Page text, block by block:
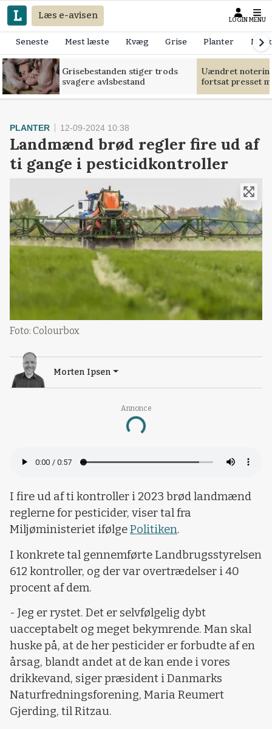
Læs e-avisen LOGIN MENU
Seneste Mest læste Kvæg Grise Planter
Grisebestanden stiger trods
svagere avlsbestand
Uændret
fortsat presset
Annonce
Loading...
PLANTER 12-09-2024 10:38
Landmænd brød regler fire ud af
ti gange i pesticidkontroller
Foto: Colourbox
Morten Ipsen
I fire ud af ti kontroller i 2023 brød landmænd
reglerne for pesticider, viser tal fra
Miljøministeriet ifølgePolitiken.
I konkrete tal gennemførte Landbrugsstyrelsen
612 kontroller, og der var overtrædelser i 40
procent af dem.
- Jeg er rystet. Det er selvfølgelig dybt
uacceptabelt og meget bekymrende. Man skal
huske på, at de her pesticider er forbudte af en
årsag, blandt andet at de kan ende i vores
drikkevand, siger præsident i Danmarks
Naturfredningsforening, Maria Reumert
Gjerding, til Ritzau.